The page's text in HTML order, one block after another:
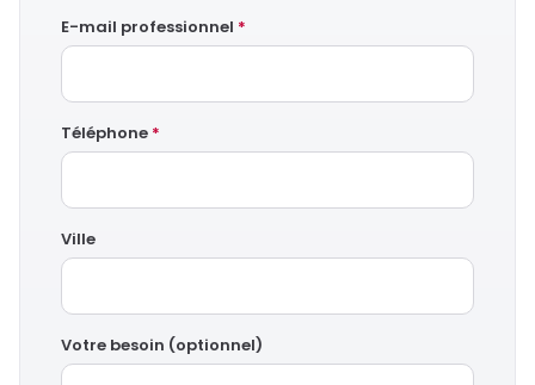
E-mail professionnel *
Téléphone *
Ville
Votre besoin (optionnel)